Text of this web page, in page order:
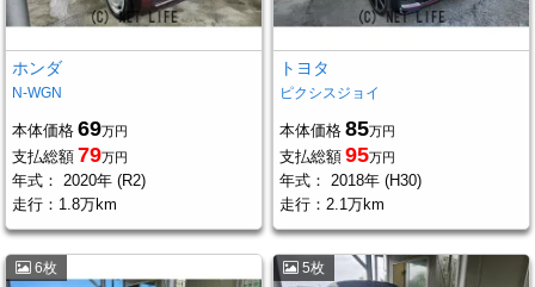
ホンダ
N-WGN
本体価格 69万円
支払総額 79万円
年式： 2020年 (R2)
走行： 1.8万km
トヨタ
ピクシスジョイ
本体価格 85万円
支払総額 95万円
年式： 2018年 (H30)
走行：2.1万km
6枚 5枚